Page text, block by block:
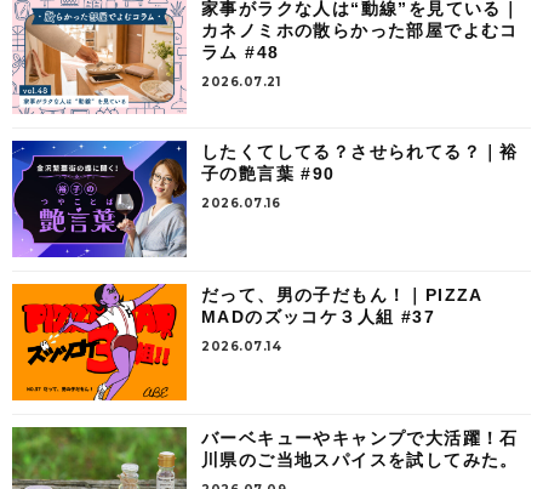
家事がラクな人は“動線”を見ている｜
カネノミホの散らかった部屋でよむコ
ラム #48
2026.07.21
したくてしてる？させられてる？｜裕
子の艶言葉 #90
2026.07.16
だって、男の子だもん！｜PIZZA
MADのズッコケ３人組 #37
2026.07.14
バーベキューやキャンプで大活躍！石
川県のご当地スパイスを試してみた。